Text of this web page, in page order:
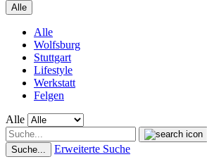
Alle
Alle
Wolfsburg
Stuttgart
Lifestyle
Werkstatt
Felgen
Alle
Suche... Erweiterte Suche